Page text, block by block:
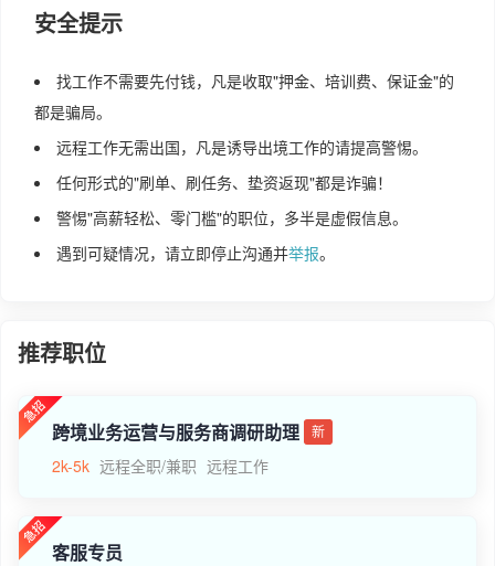
安全提示
找工作不需要先付钱，凡是收取"押金、培训费、保证金"的
都是骗局。
远程工作无需出国，凡是诱导出境工作的请提高警惕。
任何形式的"刷单、刷任务、垫资返现"都是诈骗！
警惕"高薪轻松、零门槛"的职位，多半是虚假信息。
遇到可疑情况，请立即停止沟通并举报。
推荐职位
跨境业务运营与服务商调研助理 新
2k-5k 远程全职/兼职 远程工作
客服专员